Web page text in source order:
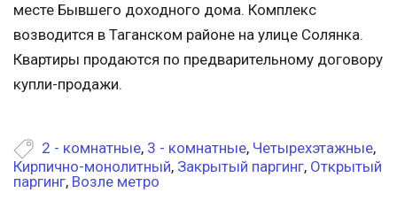
месте Бывшего доходного дома. Комплекс
возводится в Таганском районе на улице Солянка.
Квартиры продаются по предварительному договору
купли-продажи.
2 - комнатные, 3 - комнатные, Четырехэтажные,
Кирпично-монолитный, Закрытый паргинг, Открытый
паргинг, Возле метро